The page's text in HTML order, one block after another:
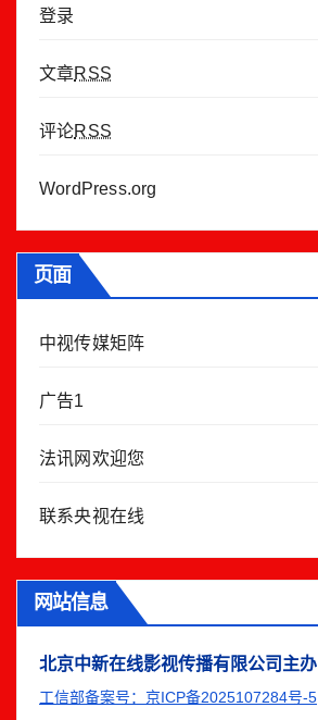
登录
文章RSS
评论RSS
WordPress.org
页面
中视传媒矩阵
广告1
法讯网欢迎您
联系央视在线
网站信息
北京中新在线影视传播有限公司主办
工信部备案号：京ICP备2025107284号-5